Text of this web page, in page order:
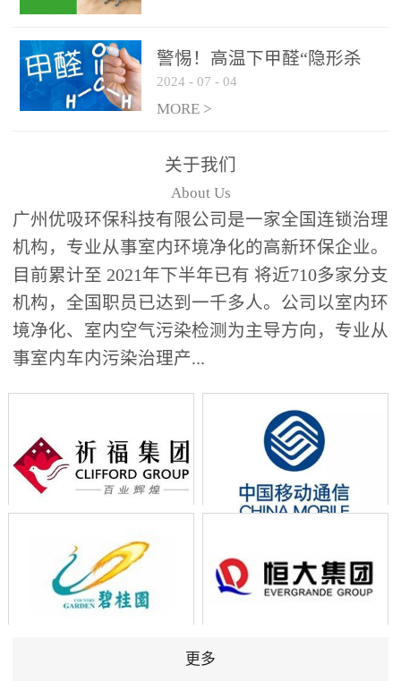
警惕！高温下甲醛“隐形杀
手”来袭，你的家安全吗？
2024 - 07 - 04
MORE >
关于我们
About Us
广州优吸环保科技有限公司是一家全国连锁治理
机构，专业从事室内环境净化的高新环保企业。
目前累计至 2021年下半年已有 将近710多家分支
机构，全国职员已达到一千多人。公司以室内环
境净化、室内空气污染检测为主导方向，专业从
事室内车内污染治理产...
更多